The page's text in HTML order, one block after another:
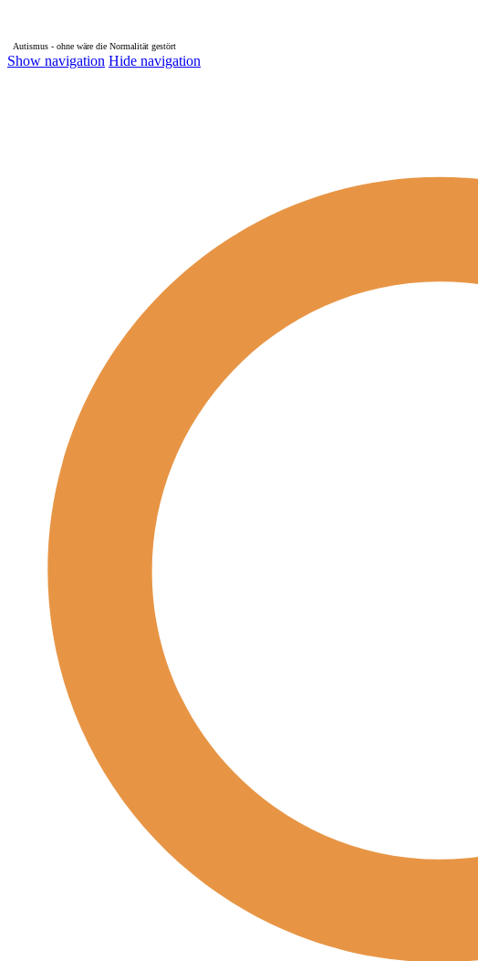
Autismus - ohne wäre die Normalität gestört
Show navigation Hide navigation